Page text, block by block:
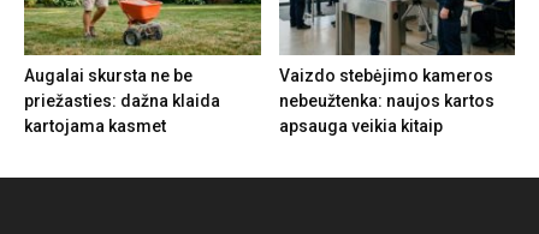
Augalai skursta ne be
priežasties: dažna klaida
kartojama kasmet
Vaizdo stebėjimo kameros
nebeužtenka: naujos kartos
apsauga veikia kitaip